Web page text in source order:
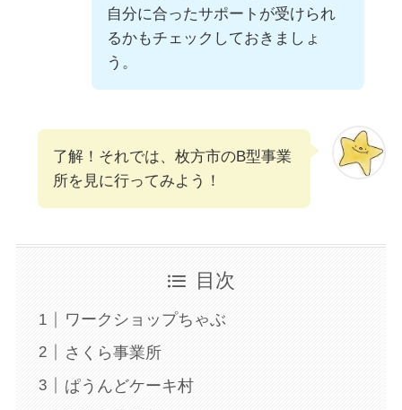
自分に合ったサポートが受けられ
るかもチェックしておきましょ
う。
了解！それでは、枚方市のB型事業
所を見に行ってみよう！
目次
ワークショップちゃぶ
さくら事業所
ぱうんどケーキ村